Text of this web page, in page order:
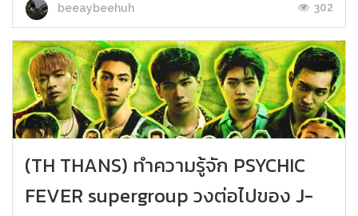
beeaybeehuh 302
(TH THANS) ทำความรู้จัก PSYCHIC
FEVER supergroup วงต่อไปของ J-